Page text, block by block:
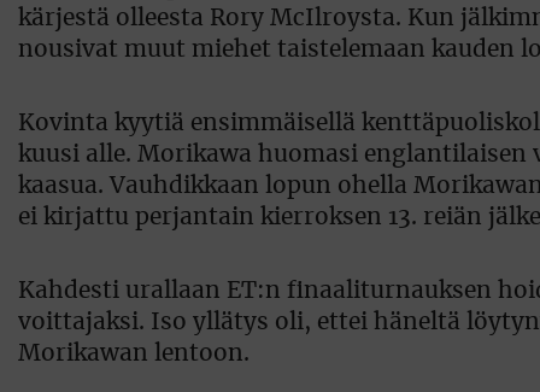
kärjestä olleesta Rory McIlroysta. Kun
nousivat muut miehet taistelemaan kauden
Kovinta kyytiä ensimmäisellä
kuusi alle. Morikawa huomasi
kaasua. Vauhdikkaan lopun ohella
ei kirjattu perjantain kierroksen 13. reiän
Kahdesti urallaan ET:n finaaliturnauksen
voittajaksi. Iso yllätys oli, ettei häneltä
Morikawan lentoon.